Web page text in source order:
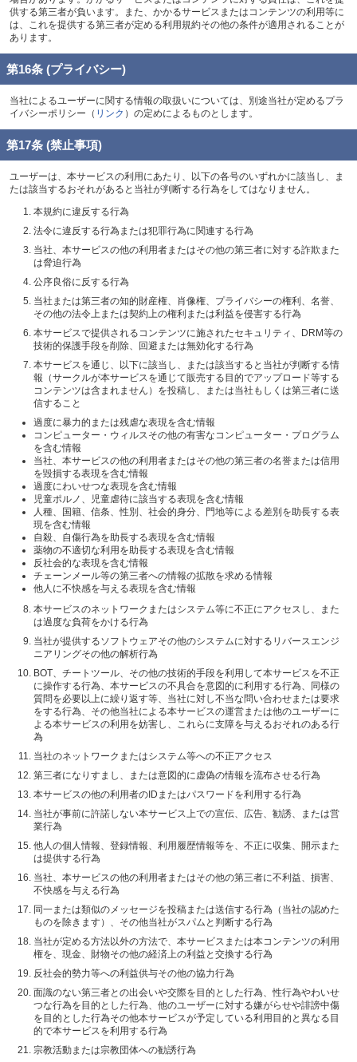
供する第三者が負います。また、かかるサービスまたはコンテンツの利用等に
は、これを提供する第三者が定める利用規約その他の条件が適用されることが
あります。
第16条 (プライバシー)
当社によるユーザーに関する情報の取扱いについては、別途当社が定めるプラ
イバシーポリシー（ リンク ）の定めによるものとします。
第17条 (禁止事項)
ユーザーは、本サービスの利用にあたり、以下の各号のいずれかに該当し、ま
たは該当するおそれがあると当社が判断する行為をしてはなりません。
本規約に違反する行為
法令に違反する行為または犯罪行為に関連する行為
当社、本サービスの他の利用者またはその他の第三者に対する詐欺また
は脅迫行為
公序良俗に反する行為
当社または第三者の知的財産権、肖像権、プライバシーの権利、名誉、
その他の法令上または契約上の権利または利益を侵害する行為
本サービスで提供されるコンテンツに施されたセキュリティ、DRM等の
技術的保護手段を削除、回避または無効化する行為
本サービスを通じ、以下に該当し、または該当すると当社が判断する情
報（サークルが本サービスを通じて販売する目的でアップロード等する
コンテンツは含まれません）を投稿し、または当社もしくは第三者に送
信すること
過度に暴力的または残虐な表現を含む情報
コンピューター・ウィルスその他の有害なコンピューター・プログラム
を含む情報
当社、本サービスの他の利用者またはその他の第三者の名誉または信用
を毀損する表現を含む情報
過度にわいせつな表現を含む情報
児童ポルノ、児童虐待に該当する表現を含む情報
人種、国籍、信条、性別、社会的身分、門地等による差別を助長する表
現を含む情報
自殺、自傷行為を助長する表現を含む情報
薬物の不適切な利用を助長する表現を含む情報
反社会的な表現を含む情報
チェーンメール等の第三者への情報の拡散を求める情報
他人に不快感を与える表現を含む情報
本サービスのネットワークまたはシステム等に不正にアクセスし、また
は過度な負荷をかける行為
当社が提供するソフトウェアその他のシステムに対するリバースエンジ
ニアリングその他の解析行為
BOT、チートツール、その他の技術的手段を利用して本サービスを不正
に操作する行為、本サービスの不具合を意図的に利用する行為、同様の
質問を必要以上に繰り返す等、当社に対し不当な問い合わせまたは要求
をする行為、その他当社による本サービスの運営または他のユーザーに
よる本サービスの利用を妨害し、これらに支障を与えるおそれのある行
為
当社のネットワークまたはシステム等への不正アクセス
第三者になりすまし、または意図的に虚偽の情報を流布させる行為
本サービスの他の利用者のIDまたはパスワードを利用する行為
当社が事前に許諾しない本サービス上での宣伝、広告、勧誘、または営
業行為
他人の個人情報、登録情報、利用履歴情報等を、不正に収集、開示また
は提供する行為
当社、本サービスの他の利用者またはその他の第三者に不利益、損害、
不快感を与える行為
同一または類似のメッセージを投稿または送信する行為（当社の認めた
ものを除きます）、その他当社がスパムと判断する行為
当社が定める方法以外の方法で、本サービスまたは本コンテンツの利用
権を、現金、財物その他の経済上の利益と交換する行為
反社会的勢力等への利益供与その他の協力行為
面識のない第三者との出会いや交際を目的とした行為、性行為やわいせ
つな行為を目的とした行為、他のユーザーに対する嫌がらせや誹謗中傷
を目的とした行為その他本サービスが予定している利用目的と異なる目
的で本サービスを利用する行為
宗教活動または宗教団体への勧誘行為